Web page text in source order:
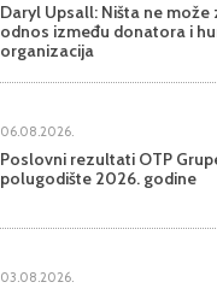
Daryl Upsall: Ništa ne
odnos između donatora i
organizacija
06.08.2026.
Poslovni rezultati OTP
polugodište 2026. godine
03.08.2026.